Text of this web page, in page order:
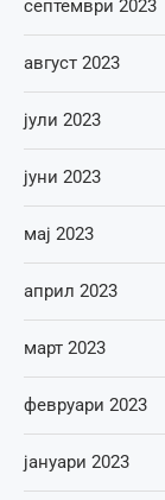
септември 2023
август 2023
јули 2023
јуни 2023
мај 2023
април 2023
март 2023
февруари 2023
јануари 2023